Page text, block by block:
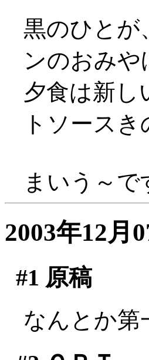
黒のひとが
ンのおみ
夕食は新し
トソース
まいう～で
2003年12月
#1 原稿
なんとか